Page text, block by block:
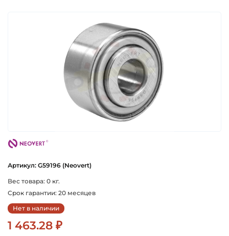
Артикул: G59196 (Neovert)
Вес товара: 0 кг.
Срок гарантии: 20 месяцев
Нет в наличии
1 463.28 ₽